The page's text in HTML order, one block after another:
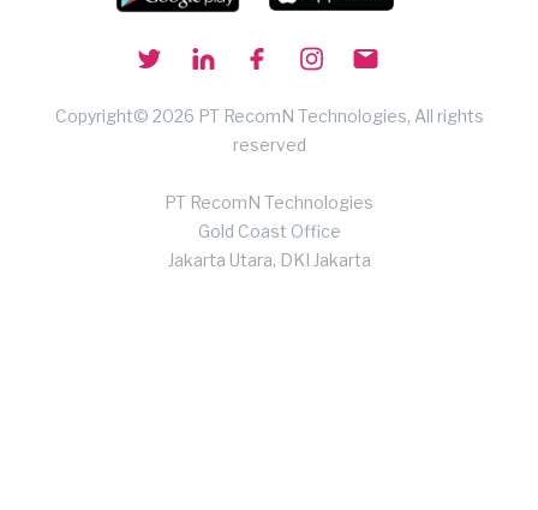
Copyright© 2026 PT RecomN Technologies, All rights
reserved
PT RecomN Technologies
Gold Coast Office
Jakarta Utara, DKI Jakarta